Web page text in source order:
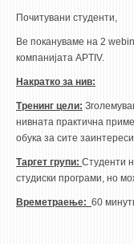
Почитувани студенти,
Ве покануваме на 2
компанијата APTIV.
Накратко за нив:
Тренинг цели:
нивната практична
обука за сите
Таргет групи: Студенти
студиски програми, но
Времетраење: 60